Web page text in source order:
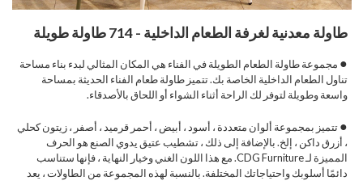
طاولة معدنية لغرفة الطعام الداخلية - 714 طاولة طويلة
● مجموعة طاولة الطعام الطويلة في الفناء هي المكان المثالي لبدء بناء مساحة
تناول الطعام الداخلية الخاصة بك. تتميز طاولة طعام الفناء الحديثة بمساحة
واسعة وطويلة لتوفر لك الراحة أثناء الشواء أو اللحاق بالأصدقاء.
● تتميز بمجموعة ألوان متعددة ، أسود ، أبيض ، أحمر قرميد ، أصفر ، زيتون كحلي
، أزرق داكن ، إلخ. بالإضافة إلى ذلك ، تشطيب عتيق يدوي الصنع هو الحرف
المميزة لـ CDG Furniture. مع هذا اللون الغني وخيار النهاية ، فإنها ستناسب
دائمًا أسلوبك واحتياجاتك المختلفة. بالنسبة لهذه المجموعة من الطاولات ، يعد